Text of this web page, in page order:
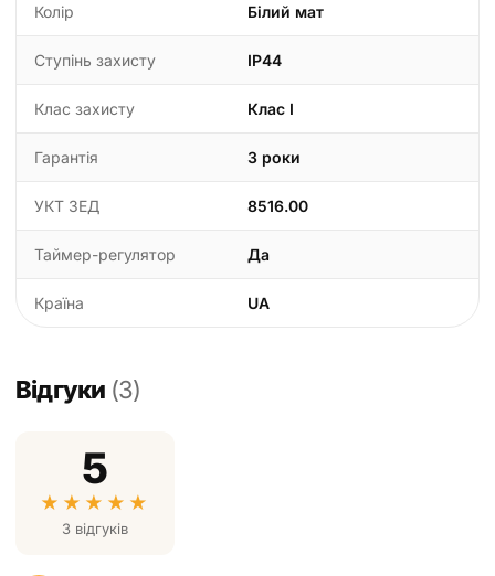
Колір Білий мат
Ступінь захисту IP44
Клас захисту Клас I
Гарантія 3 роки
УКТ ЗЕД 8516.00
Таймер-регулятор Да
Країна UA
Відгуки (3)
5
★ ★ ★ ★ ★
3 відгуків